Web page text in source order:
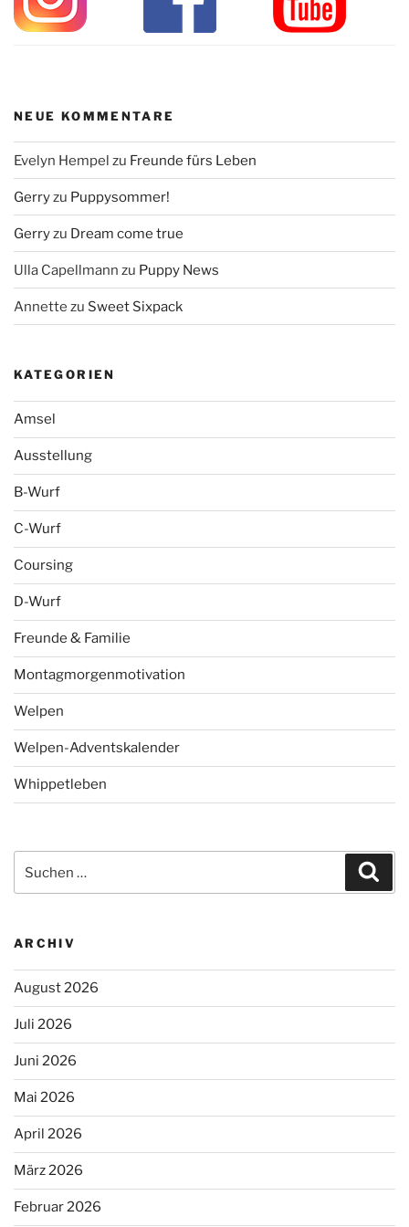
NEUE KOMMENTARE
Evelyn Hempel zu Freunde fürs Leben
Gerryzu Puppysommer!
Gerryzu Dream come true
Ulla Capellmann zu Puppy News
Annette zu Sweet Sixpack
KATEGORIEN
Amsel
Ausstellung
B-Wurf
C-Wurf
Coursing
D-Wurf
Freunde & Familie
Montagmorgenmotivation
Welpen
Welpen-Adventskalender
Whippetleben
nach:
ARCHIV
August 2026
Juli 2026
Juni 2026
Mai 2026
April 2026
März 2026
Februar 2026